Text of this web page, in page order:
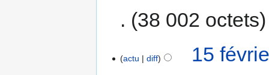
38 002 octets
actu diff
15